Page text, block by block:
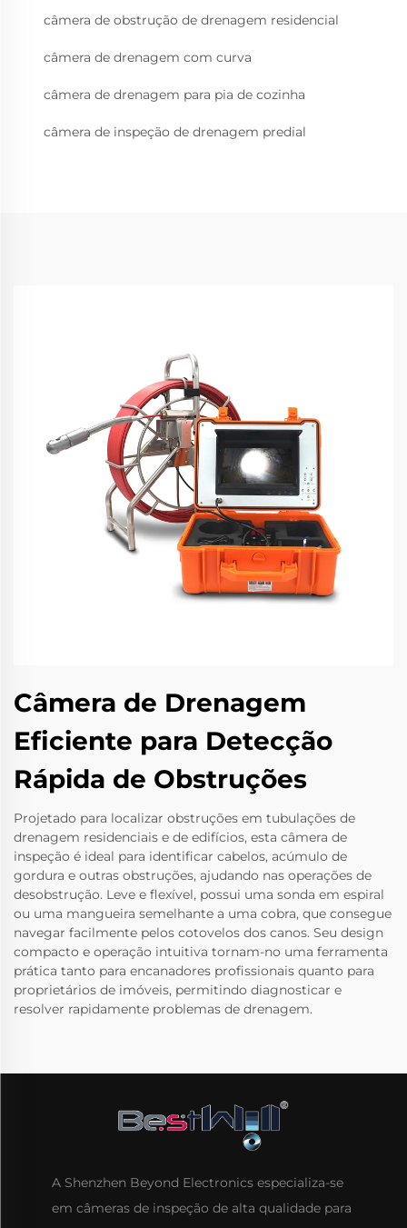
câmera de obstrução de drenagem residencial
câmera de drenagem com curva
câmera de drenagem para pia de cozinha
câmera de inspeção de drenagem predial
Câmera de Drenagem
Eficiente para Detecção
Rápida de Obstruções
Projetado para localizar obstruções em tubulações de
drenagem residenciais e de edifícios, esta câmera de
inspeção é ideal para identificar cabelos, acúmulo de
gordura e outras obstruções, ajudando nas operações de
desobstrução. Leve e flexível, possui uma sonda em espiral
ou uma mangueira semelhante a uma cobra, que consegue
navegar facilmente pelos cotovelos dos canos. Seu design
compacto e operação intuitiva tornam-no uma ferramenta
prática tanto para encanadores profissionais quanto para
proprietários de imóveis, permitindo diagnosticar e
resolver rapidamente problemas de drenagem.
A Shenzhen Beyond Electronics especializa-se
em câmeras de inspeção de alta qualidade para